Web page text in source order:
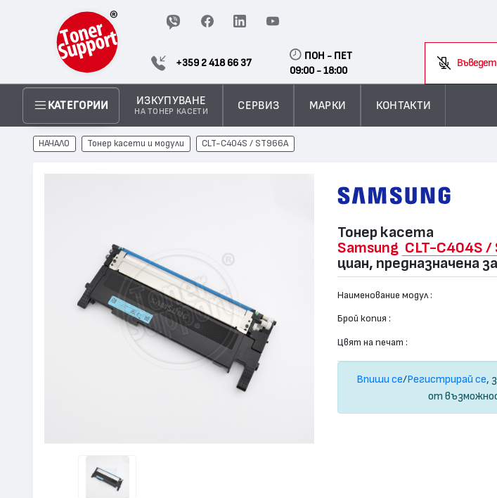
+359 2 418 66 37
ПОН - ПЕТ
09:00 - 18:00
Въ
КАТЕГОРИИ ИЗКУПУВАНЕ
НА ТОНЕР КАСЕТИ
СЕРВИЗ МАРКИ КОНТАКТИ
НАЧАЛО Тонер касети и модули CLT-C404S / ST966A
Тонер касета
Samsung CLT-C404S /
циан, предназначена
Наименование модул :
Брой копия :
Цвят на печат :
Впиши се/Регистрирай се,
от